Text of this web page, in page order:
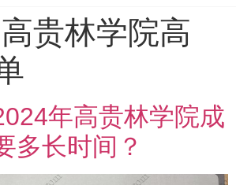
高贵林学院高
年高贵林学院成
多长时间？